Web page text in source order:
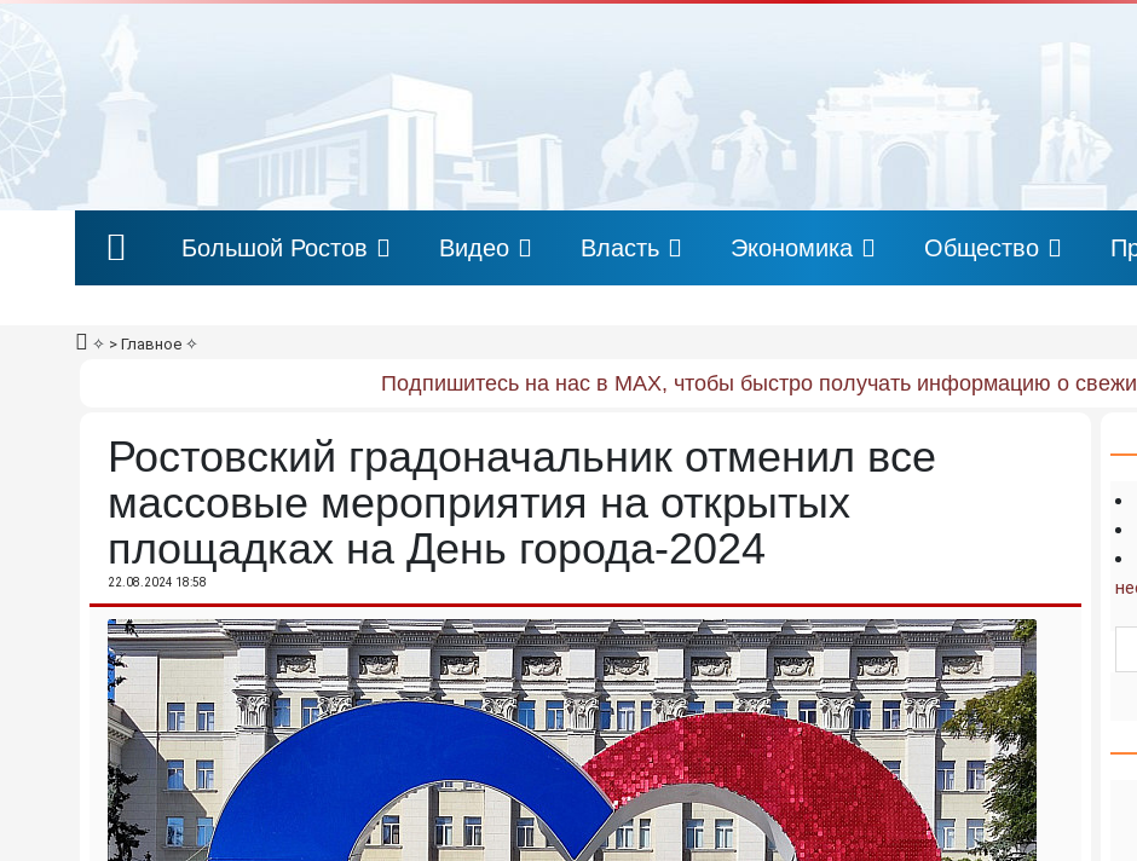
Большой Ростов Видео Власть Экономика Общество
✧ > Главное ✧
Подпишитесь на нас в MAX, чтобы быстро получать информацию о
Ростовский градоначальник отменил все
массовые мероприятия на открытых
площадках на День города-2024
22.08.2024 18:58